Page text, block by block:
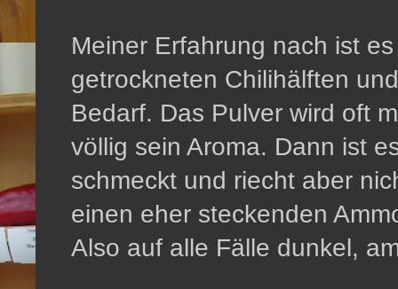
Meiner Erfahrung nach ist
getrockneten Chilihälften
Bedarf. Das Pulver wird oft
völlig sein Aroma. Dann ist
schmeckt und riecht aber
einen eher steckenden
Also auf alle Fälle dunkel,